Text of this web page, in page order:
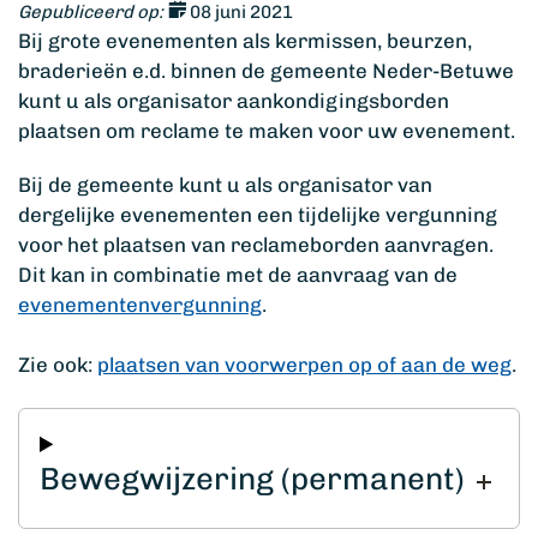
Gepubliceerd op:
08 juni 2021
Bij grote evenementen als kermissen, beurzen,
braderieën e.d. binnen de gemeente Neder-Betuwe
kunt u als organisator aankondigingsborden
plaatsen om reclame te maken voor uw evenement.
Bij de gemeente kunt u als organisator van
dergelijke evenementen een tijdelijke vergunning
voor het plaatsen van reclameborden aanvragen.
Dit kan in combinatie met de aanvraag van de
evenementenvergunning.
Zie ook: plaatsen van voorwerpen op of aan de weg.
Bewegwijzering (permanent)